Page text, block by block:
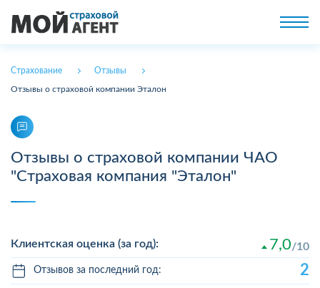
Страхование Отзывы
Отзывы о страховой компании Эталон
Отзывы о страховой компании ЧАО
"Страховая компания "Эталон"
Клиентская оценка (за год): 7,0 10
Отзывов за последний год: 2